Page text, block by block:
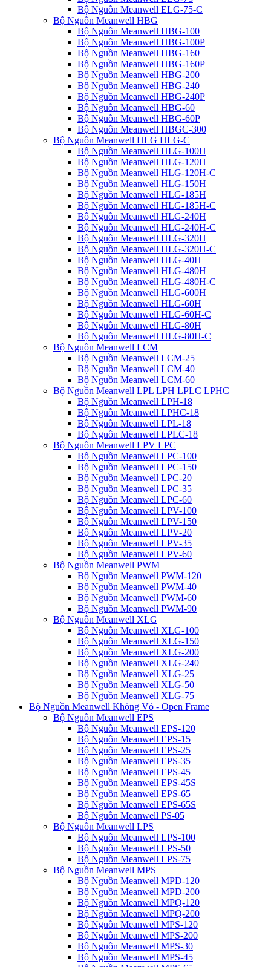
Bộ Nguồn Meanwell ELG-75-C
Bộ Nguồn Meanwell HBG
Bộ Nguồn Meanwell HBG-100
Bộ Nguồn Meanwell HBG-100P
Bộ Nguồn Meanwell HBG-160
Bộ Nguồn Meanwell HBG-160P
Bộ Nguồn Meanwell HBG-200
Bộ Nguồn Meanwell HBG-240
Bộ Nguồn Meanwell HBG-240P
Bộ Nguồn Meanwell HBG-60
Bộ Nguồn Meanwell HBG-60P
Bộ Nguồn Meanwell HBGC-300
Bộ Nguồn Meanwell HLG HLG-C
Bộ Nguồn Meanwell HLG-100H
Bộ Nguồn Meanwell HLG-120H
Bộ Nguồn Meanwell HLG-120H-C
Bộ Nguồn Meanwell HLG-150H
Bộ Nguồn Meanwell HLG-185H
Bộ Nguồn Meanwell HLG-185H-C
Bộ Nguồn Meanwell HLG-240H
Bộ Nguồn Meanwell HLG-240H-C
Bộ Nguồn Meanwell HLG-320H
Bộ Nguồn Meanwell HLG-320H-C
Bộ Nguồn Meanwell HLG-40H
Bộ Nguồn Meanwell HLG-480H
Bộ Nguồn Meanwell HLG-480H-C
Bộ Nguồn Meanwell HLG-600H
Bộ Nguồn Meanwell HLG-60H
Bộ Nguồn Meanwell HLG-60H-C
Bộ Nguồn Meanwell HLG-80H
Bộ Nguồn Meanwell HLG-80H-C
Bộ Nguồn Meanwell LCM
Bộ Nguồn Meanwell LCM-25
Bộ Nguồn Meanwell LCM-40
Bộ Nguồn Meanwell LCM-60
Bộ Nguồn Meanwell LPL LPH LPLC LPHC
Bộ Nguồn Meanwell LPH-18
Bộ Nguồn Meanwell LPHC-18
Bộ Nguồn Meanwell LPL-18
Bộ Nguồn Meanwell LPLC-18
Bộ Nguồn Meanwell LPV LPC
Bộ Nguồn Meanwell LPC-100
Bộ Nguồn Meanwell LPC-150
Bộ Nguồn Meanwell LPC-20
Bộ Nguồn Meanwell LPC-35
Bộ Nguồn Meanwell LPC-60
Bộ Nguồn Meanwell LPV-100
Bộ Nguồn Meanwell LPV-150
Bộ Nguồn Meanwell LPV-20
Bộ Nguồn Meanwell LPV-35
Bộ Nguồn Meanwell LPV-60
Bộ Nguồn Meanwell PWM
Bộ Nguồn Meanwell PWM-120
Bộ Nguồn Meanwell PWM-40
Bộ Nguồn Meanwell PWM-60
Bộ Nguồn Meanwell PWM-90
Bộ Nguồn Meanwell XLG
Bộ Nguồn Meanwell XLG-100
Bộ Nguồn Meanwell XLG-150
Bộ Nguồn Meanwell XLG-200
Bộ Nguồn Meanwell XLG-240
Bộ Nguồn Meanwell XLG-25
Bộ Nguồn Meanwell XLG-50
Bộ Nguồn Meanwell XLG-75
Bộ Nguồn Meanwell Không Vỏ - Open Frame
Bộ Nguồn Meanwell EPS
Bộ Nguồn Meanwell EPS-120
Bộ Nguồn Meanwell EPS-15
Bộ Nguồn Meanwell EPS-25
Bộ Nguồn Meanwell EPS-35
Bộ Nguồn Meanwell EPS-45
Bộ Nguồn Meanwell EPS-45S
Bộ Nguồn Meanwell EPS-65
Bộ Nguồn Meanwell EPS-65S
Bộ Nguồn Meanwell PS-05
Bộ Nguồn Meanwell LPS
Bộ Nguồn Meanwell LPS-100
Bộ Nguồn Meanwell LPS-50
Bộ Nguồn Meanwell LPS-75
Bộ Nguồn Meanwell MPS
Bộ Nguồn Meanwell MPD-120
Bộ Nguồn Meanwell MPD-200
Bộ Nguồn Meanwell MPQ-120
Bộ Nguồn Meanwell MPQ-200
Bộ Nguồn Meanwell MPS-120
Bộ Nguồn Meanwell MPS-200
Bộ Nguồn Meanwell MPS-30
Bộ Nguồn Meanwell MPS-45